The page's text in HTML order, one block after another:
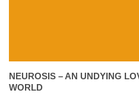
NEUROSIS – AN UNDYING
WORLD